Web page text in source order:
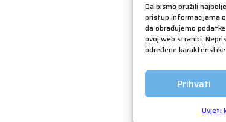
Da bismo pružili
pristup informacijama
da obrađujemo
ovoj web stranici.
određene
Prihvati
Uvjeti